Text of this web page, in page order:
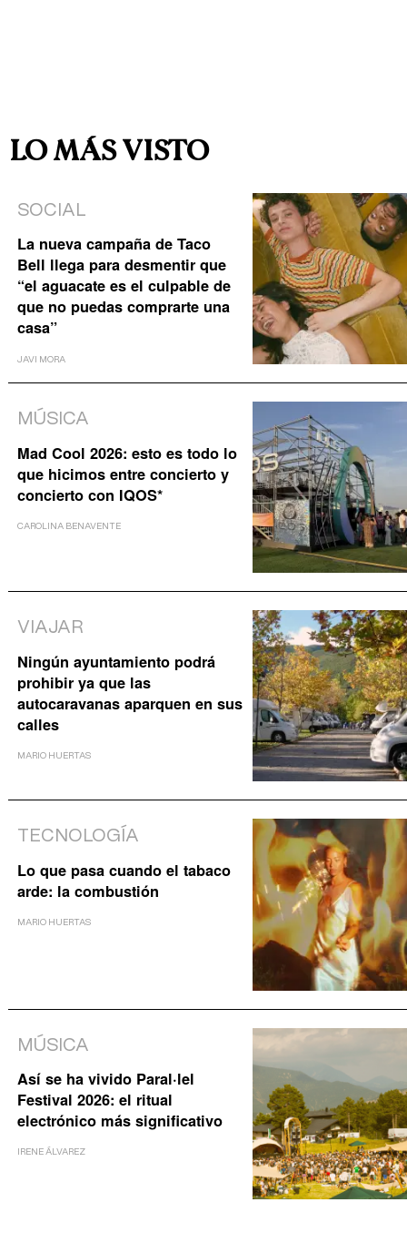
LO MÁS VISTO
SOCIAL
La nueva campaña de Taco
Bell llega para desmentir que
“el aguacate es el culpable de
que no puedas comprarte una
casa”
JAVI MORA
MÚSICA
Mad Cool 2026: esto es todo lo
que hicimos entre concierto y
concierto con IQOS*
CAROLINA BENAVENTE
VIAJAR
Ningún ayuntamiento podrá
prohibir ya que las
autocaravanas aparquen en sus
calles
MARIO HUERTAS
TECNOLOGÍA
Lo que pasa cuando el tabaco
arde: la combustión
MARIO HUERTAS
MÚSICA
Así se ha vivido Paral·lel
Festival 2026: el ritual
electrónico más significativo
IRENE ÁLVAREZ